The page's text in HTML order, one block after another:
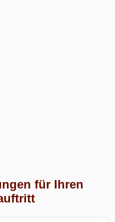
für Ihren